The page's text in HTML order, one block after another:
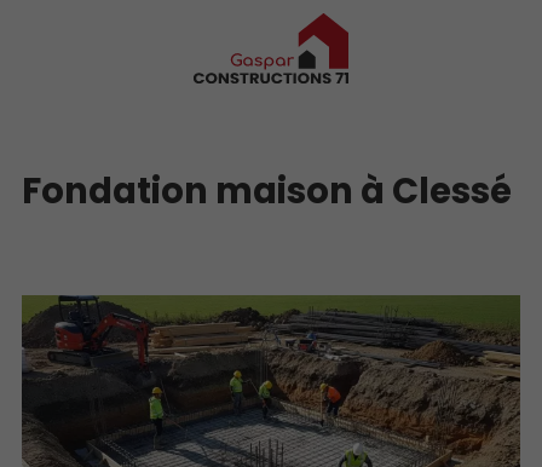
Fondation maison à Clessé